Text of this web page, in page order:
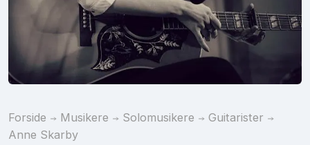
Forside Musikere Solomusikere
Guitarister
Anne Skarby